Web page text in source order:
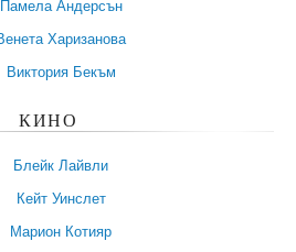
Памела Андерсън
Харизанова
Виктория Бекъм
КИНО
Блейк Лайвли
Кейт Уинслет
Марион Котияр